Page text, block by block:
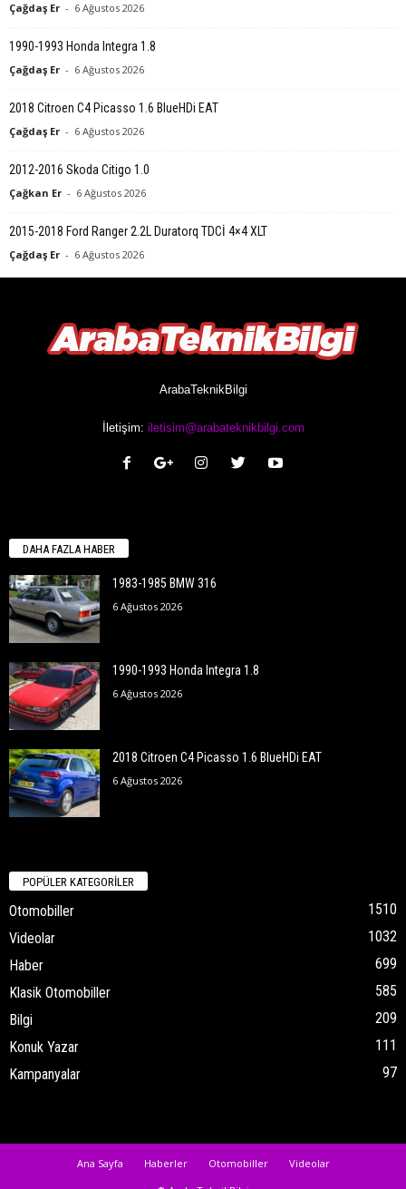
Çağdaş Er - 6 Ağustos 2026
1990-1993 Honda Integra 1.8
Çağdaş Er - 6 Ağustos 2026
2018 Citroen C4 Picasso 1.6 BlueHDi EAT
Çağdaş Er - 6 Ağustos 2026
2012-2016 Skoda Citigo 1.0
Çağkan Er - 6 Ağustos 2026
2015-2018 Ford Ranger 2.2L Duratorq TDCİ 4×4 XLT
Çağdaş Er - 6 Ağustos 2026
ArabaTeknikBilgi
İletişim: iletisim@arabateknikbilgi.com
DAHA FAZLA HABER
1983-1985 BMW 316
6 Ağustos 2026
1990-1993 Honda Integra 1.8
6 Ağustos 2026
2018 Citroen C4 Picasso 1.6 BlueHDi EAT
6 Ağustos 2026
POPÜLER KATEGORİLER
Otomobiller
1510
Videolar
1032
Haber
699
Klasik Otomobiller
585
Bilgi
209
Konuk Yazar
111
Kampanyalar
97
Ana Sayfa Haberler Otomobiller
Videolar